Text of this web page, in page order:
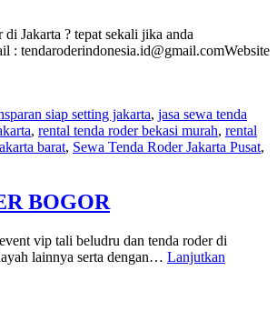
Jakarta ? tepat sekali jika anda
tendaroderindonesia.id@gmail.comWebsite
siap setting jakarta, jasa sewa tenda
, rental tenda roder bekasi murah, rental
barat, Sewa Tenda Roder Jakarta Pusat,
BOGOR
vip tali beludru dan tenda roder di
lainnya serta dengan… Lanjutkan